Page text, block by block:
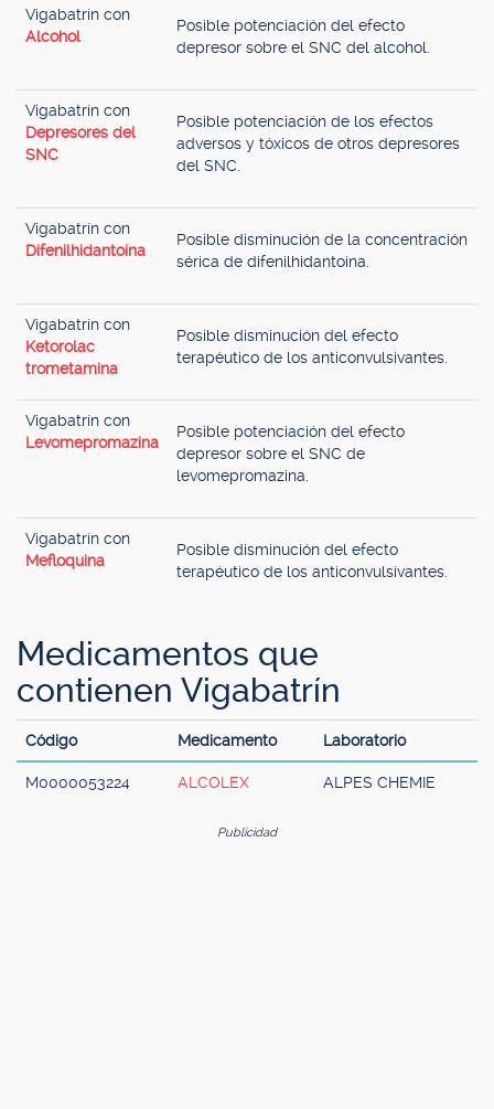
Vigabatrín con
Alcohol
Posible potenciación del efecto
depresor sobre el SNC del alcohol.
Vigabatrín con
Depresores del
SNC
Posible potenciación de los efectos
adversos y tóxicos de otros depresores
del SNC.
Vigabatrín con
Difenilhidantoína
Posible disminución de la concentración
sérica de difenilhidantoína.
Vigabatrín con
Ketorolac
trometamina
Posible disminución del efecto
terapéutico de los anticonvulsivantes.
Vigabatrín con
Levomepromazina
Posible potenciación del efecto
depresor sobre el SNC de
levomepromazina.
Vigabatrín con
Mefloquina
Posible disminución del efecto
terapéutico de los anticonvulsivantes.
Medicamentos que
contienen Vigabatrín
Código Medicamento Laboratorio
M0000053224 ALCOLEX ALPES CHEMIE
Publicidad